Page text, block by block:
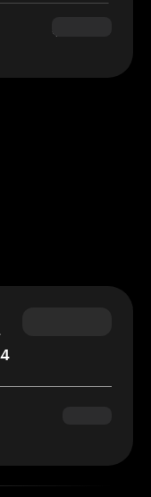
$180.00